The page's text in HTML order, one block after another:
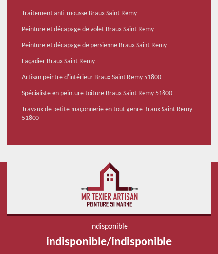
Traitement anti-mousse Braux Saint Remy
Peinture et décapage de volet Braux Saint Remy
Peinture et décapage de persienne Braux Saint Remy
Façadier Braux Saint Remy
Artisan peintre d'intérieur Braux Saint Remy 51800
Spécialiste en peinture toiture Braux Saint Remy 51800
Travaux de petite maçonnerie en tout genre Braux Saint Remy
51800
indisponible
indisponible/indisponible